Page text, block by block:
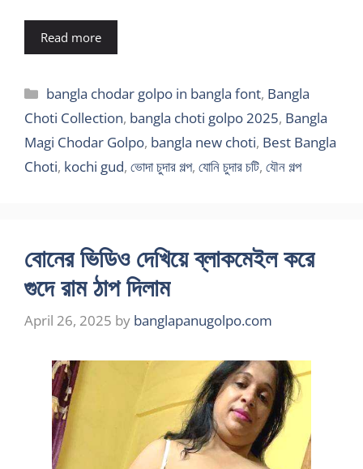
Read more
Categories
bangla chodar golpo in bangla font, Bangla
Choti Collection, bangla choti golpo 2025, Bangla
Magi Chodar Golpo, bangla new choti, Best Bangla
Choti, kochi gud, ভোদা চুদার গল্প, যোনি চুদার চটি, যৌন গল্প
বোনের ভিডিও দেখিয়ে ব্লাকমেইল করে
গুদে রাম ঠাপ দিলাম
April 26, 2025 by banglapanugolpo.com